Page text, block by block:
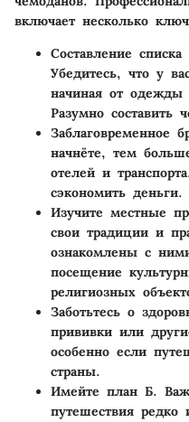
включает несколько
Составление
Убедитесь, что у
начиная от одежды
Разумно составить
Заблаговременное
начнёте, тем
отелей и
сэкономить деньги.
Изучите местные
свои традиции и
ознакомлены с
посещение
религиозных
Заботьтесь о
прививки или
особенно если
страны.
Имейте план Б.
путешествия